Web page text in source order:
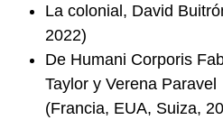
La colonial, David
2022)
De Humani Corporis
Taylor y Verena Paravel
(Francia, EUA, Suiza,